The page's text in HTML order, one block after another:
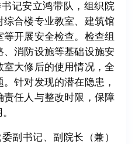
记安立鸿带队，组织院
合楼专业教室、建筑馆
开展安全检查。检查组
消防设施等基础设施安
大修后的使用情况，全
针对发现的潜在隐患，
任人与整改时限，保障
副书记、副院长（兼）